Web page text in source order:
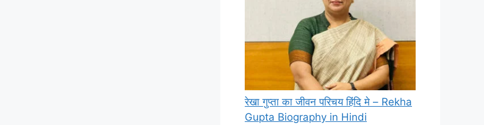
रेखा गुप्ता का जीवन परिचय हिंदि मे – Rekha
Gupta Biography in Hindi